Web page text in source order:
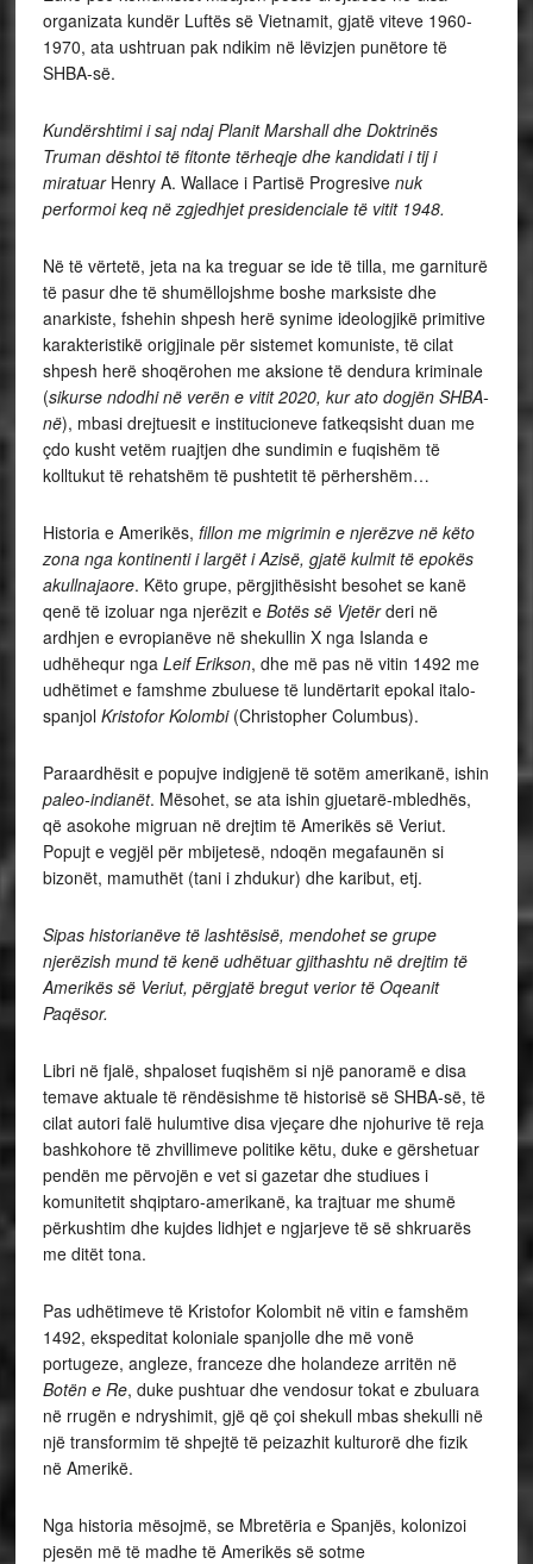
organizata kundër Luftës së Vietnamit, gjatë viteve 1960-
1970, ata ushtruan pak ndikim në lëvizjen punëtore të
SHBA-së.
Kundërshtimi i saj ndaj Planit Marshall dhe Doktrinës
Truman dështoi të fitonte tërheqje dhe kandidati i tij i
miratuar Henry A. Wallace i Partisë Progresive nuk
performoi keq në zgjedhjet presidenciale të vitit 1948.
Në të vërtetë, jeta na ka treguar se ide të tilla, me garniturë
të pasur dhe të shumëllojshme boshe marksiste dhe
anarkiste, fshehin shpesh herë synime ideologjikë primitive
karakteristikë origjinale për sistemet komuniste, të cilat
shpesh herë shoqërohen me aksione të dendura kriminale
(sikurse ndodhi në verën e vitit 2020, kur ato dogjën SHBA-
në), mbasi drejtuesit e institucioneve fatkeqsisht duan me
çdo kusht vetëm ruajtjen dhe sundimin e fuqishëm të
kolltukut të rehatshëm të pushtetit të përhershëm…
Historia e Amerikës, fillon me migrimin e njerëzve në këto
zona nga kontinenti i largët i Azisë, gjatë kulmit të epokës
akullnajaore. Këto grupe, përgjithësisht besohet se kanë
qenë të izoluar nga njerëzit e Botës së Vjetërderi në
ardhjen e evropianëve në shekullin X nga Islanda e
udhëhequr nga Leif Erikson, dhe më pas në vitin 1492 me
udhëtimet e famshme zbuluese të lundërtarit epokal italo-
spanjol Kristofor Kolombi(Christopher Columbus).
Paraardhësit e popujve indigjenë të sotëm amerikanë, ishin
paleo-indianët. Mësohet, se ata ishin gjuetarë-mbledhës,
që asokohe migruan në drejtim të Amerikës së Veriut.
Popujt e vegjël për mbijetesë, ndoqën megafaunën si
bizonët, mamuthët (tani i zhdukur) dhe karibut, etj.
Sipas historianëve të lashtësisë, mendohet se grupe
njerëzish mund të kenë udhëtuar gjithashtu në drejtim të
Amerikës së Veriut, përgjatë bregut verior të Oqeanit
Paqësor.
Libri në fjalë, shpaloset fuqishëm si një panoramë e disa
temave aktuale të rëndësishme të historisë së SHBA-së, të
cilat autori falë hulumtive disa vjeçare dhe njohurive të reja
bashkohore të zhvillimeve politike këtu, duke e gërshetuar
pendën me përvojën e vet si gazetar dhe studiues i
komunitetit shqiptaro-amerikanë, ka trajtuar me shumë
përkushtim dhe kujdes lidhjet e ngjarjeve të së shkruarës
me ditët tona.
Pas udhëtimeve të Kristofor Kolombit në vitin e famshëm
1492, ekspeditat koloniale spanjolle dhe më vonë
portugeze, angleze, franceze dhe holandeze arritën në
Botën e Re, duke pushtuar dhe vendosur tokat e zbuluara
në rrugën e ndryshimit, gjë që çoi shekull mbas shekulli në
një transformim të shpejtë të peizazhit kulturorë dhe fizik
në Amerikë.
Nga historia mësojmë, se Mbretëria e Spanjës, kolonizoi
pjesën më të madhe të Amerikës së sotme